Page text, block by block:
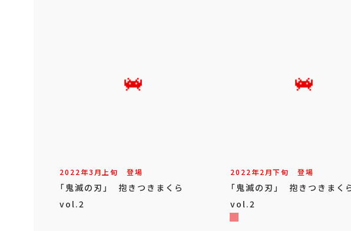
2022年3月上旬 登場
「鬼滅の刃」 抱きつきまくら
vol.2
2022年2月下旬 登場
「鬼滅の刃」 抱きつきまく
vol.2